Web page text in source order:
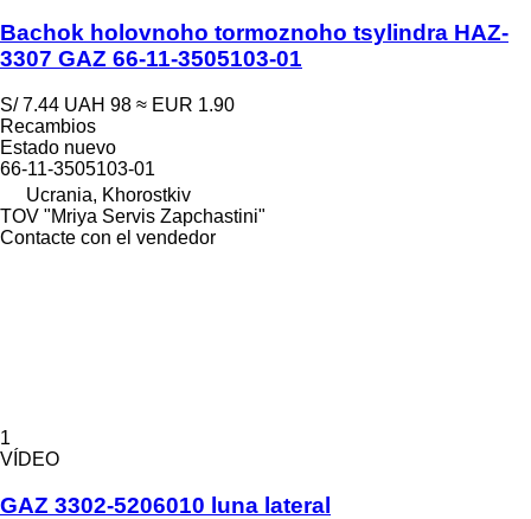
Bachok holovnoho tormoznoho tsylindra HAZ-
3307 GAZ 66-11-3505103-01
S/ 7.44 UAH 98 ≈ EUR 1.90
Recambios
Estado nuevo
66-11-3505103-01
Ucrania, Khorostkiv
TOV "Mriya Servis Zapchastini"
Contacte con el vendedor
1
VÍDEO
GAZ 3302-5206010 luna lateral